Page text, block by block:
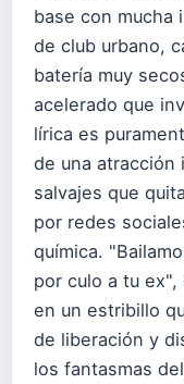
base con mucha
de club urbano,
batería muy
acelerado que
lírica es
de una atracción
salvajes que
por redes
química.
por culo a tu ex",
en un estribillo
de liberación y
los fantasmas